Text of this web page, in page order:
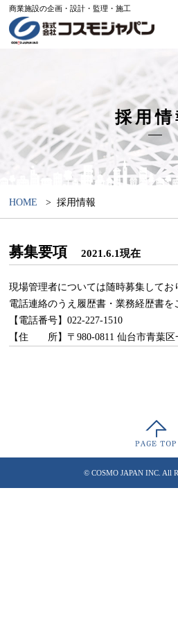
商業施設の企画・設計・監理・施工
採用情
HOME 採用情報
募集要項 2021.6.1現在
現場管理者については随時募集してお
電話連絡のうえ履歴書・業務経歴書を
【電話番号】022-227-1510
【住 所】〒980-0811 仙台市青葉区
© COSMO JAPAN INC. All